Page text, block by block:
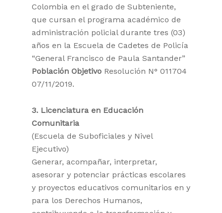
Colombia en el grado de Subteniente,
que cursan el programa académico de
administración policial durante tres (03)
años en la Escuela de Cadetes de Policía
“General Francisco de Paula Santander”
Población Objetivo Resolución N° 011704
07/11/2019.
3. Licenciatura en Educación
Comunitaria
(Escuela de Suboficiales y Nivel
Ejecutivo)
Generar, acompañar, interpretar,
asesorar y potenciar prácticas escolares
y proyectos educativos comunitarios en y
para los Derechos Humanos,